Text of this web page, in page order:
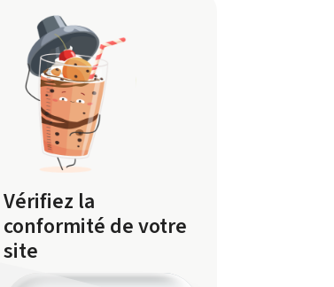
Vérifiez la
conformité de votre
site